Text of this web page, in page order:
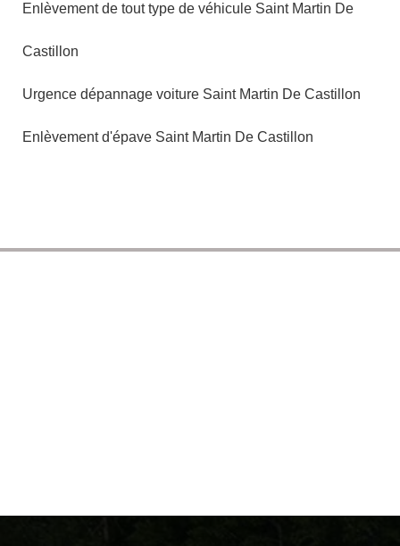
Enlèvement de tout type de véhicule Saint Martin De
Castillon
Urgence dépannage voiture Saint Martin De Castillon
Enlèvement d'épave Saint Martin De Castillon